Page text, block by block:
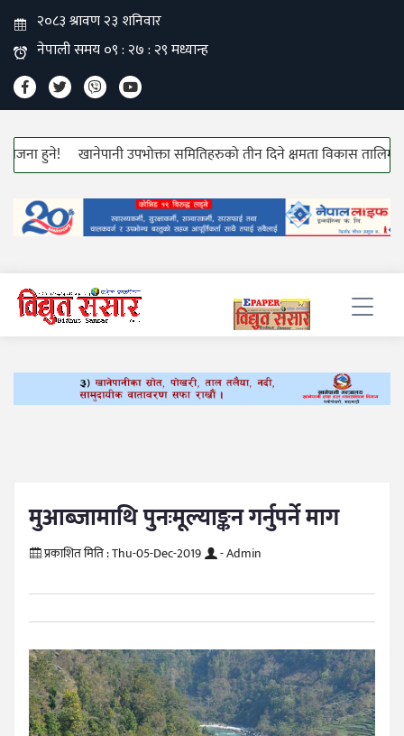
हुने! खानेपानी उपभोक्ता समितिहरुको तीन दिने क्षमता विकास तालिम सुरु!
मुआब्जामाथि पुनःमूल्याङ्कन गर्नुपर्ने माग
प्रकाशित मिति :Thu-05-Dec-2019 - Admin